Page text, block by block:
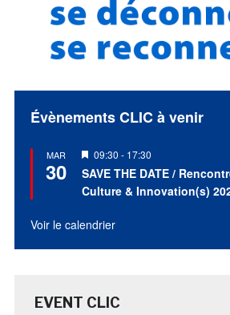
Évènements CLIC à venir
MAR
30
Mis
en
avant
09:30 - 17:30
SAVE THE DATE /
Culture & Innovation(s)
Voir le calendrier
EVENT CLIC